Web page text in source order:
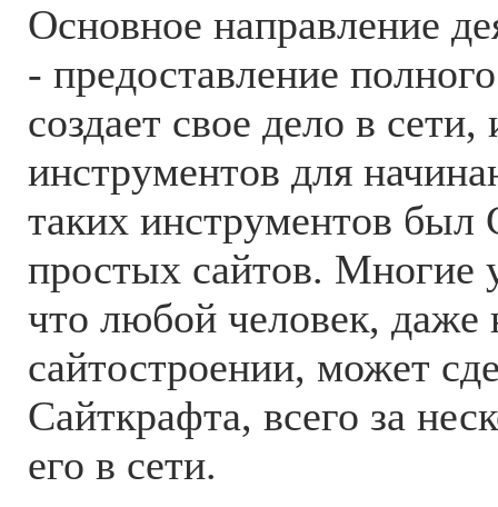
Основное направление
- предоставление
создает свое дело в
инструментов для
таких инструментов был
простых сайтов. Многие
что любой человек, даже
сайтостроении, может
Сайткрафта, всего за
его в сети.